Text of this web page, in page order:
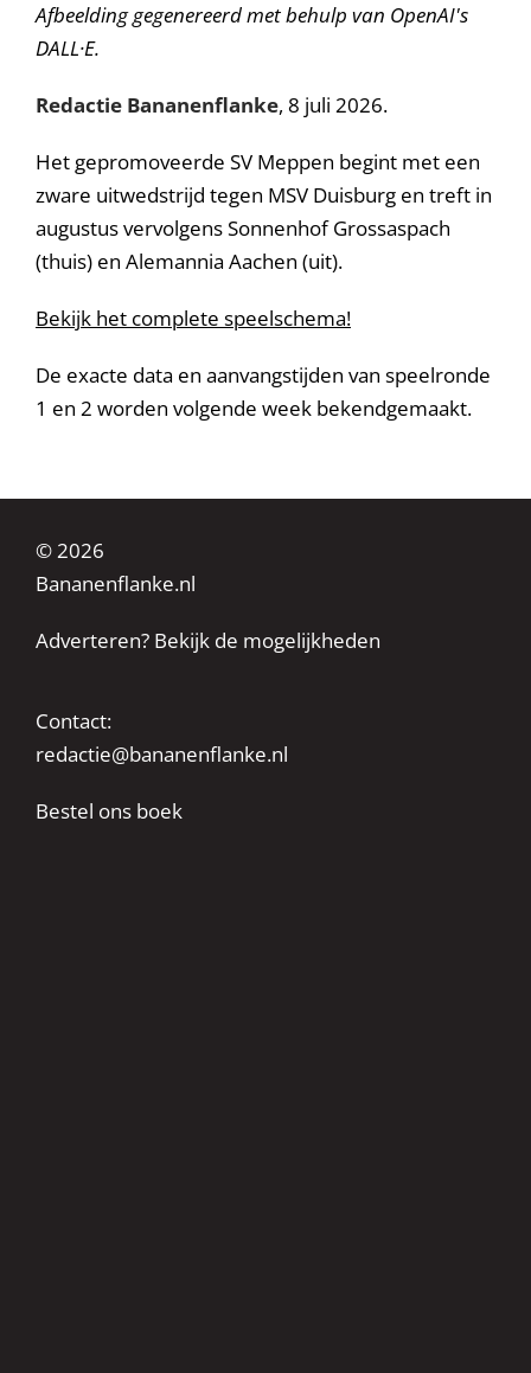
Afbeelding gegenereerd met behulp van OpenAI's
DALL·E.
Redactie Bananenflanke, 8 juli 2026.
Het gepromoveerde SV Meppen begint met een
zware uitwedstrijd tegen MSV Duisburg en treft in
augustus vervolgens Sonnenhof Grossaspach
(thuis) en Alemannia Aachen (uit).
Bekijk het complete speelschema!
De exacte data en aanvangstijden van speelronde
1 en 2 worden volgende week bekendgemaakt.
© 2026
Bananenflanke.nl
Adverteren? Bekijk de mogelijkheden
Contact:
redactie@bananenflanke.nl
Bestel ons boek